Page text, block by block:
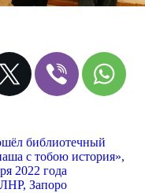
библиотечный
с тобою история»,
2022 года
Запоро